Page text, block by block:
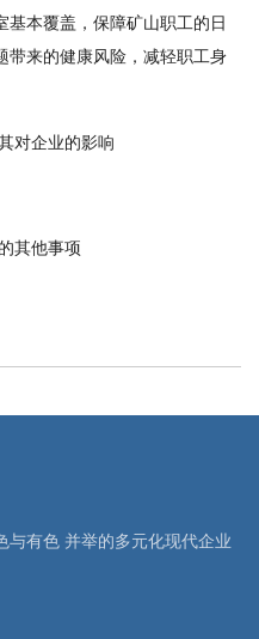
基本覆盖，保障矿山职工的日
带来的健康风险，减轻职工身
对企业的影响
其他事项
与有色 并举的多元化现代企业